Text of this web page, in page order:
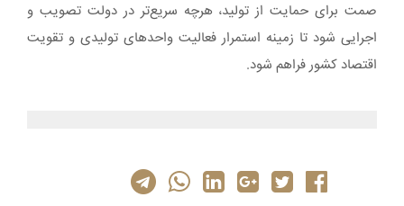
صمت برای حمایت از تولید، هرچه سریع‌تر در دولت تصویب و
اجرایی شود تا زمینه استمرار فعالیت واحدهای تولیدی و تقویت
اقتصاد کشور فراهم شود.